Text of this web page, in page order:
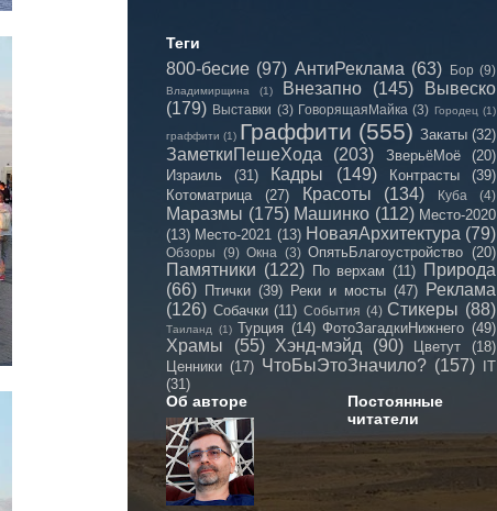
Теги
800-бесие (97) АнтиРеклама (63) Бор (9)
Владимирщина (1) Внезапно (145)
Вывеско
(179) Выставки (3) ГоворящаяМайка (3) Городец (1)
граффити (1) Граффити (555) Закаты (32)
ЗаметкиПешеХода (203) ЗверьёМоё
(20)
Израиль
(31) Кадры (149) Контрасты
(39)
Котоматрица
(27) Красоты (134) Куба (4)
Маразмы (175) Машинко (112) Место-2020
(13) Место-2021 (13) НоваяАрхитектура (79)
Обзоры (9) Окна (3) ОпятьБлагоустройство (20)
Памятники (122) По верхам (11) Природа
(66) Птички (39) Реки и мосты (47) Реклама
(126) Собачки (11) События (4) Стикеры (88)
Таиланд (1) Турция (14) ФотоЗагадкиНижнего (49)
Храмы (55) Хэнд-мэйд (90) Цветут
(18)
Ценники (17) ЧтоБыЭтоЗначило? (157)
IT
(31)
Об авторе
Постоянные
читатели